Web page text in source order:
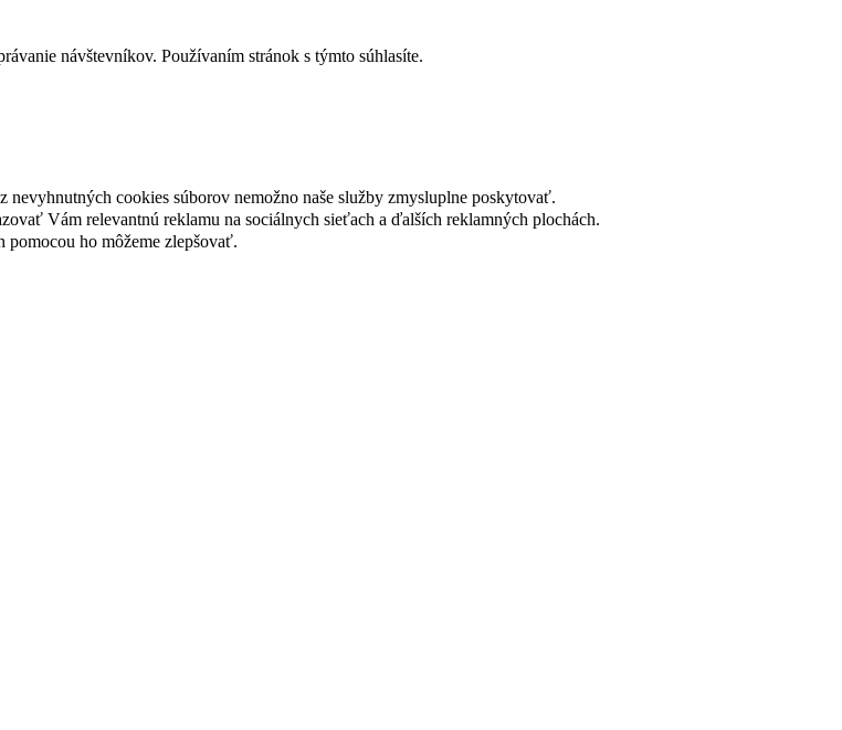
návštevníkov. Používaním stránok s týmto súhlasíte.
nevyhnutných cookies súborov nemožno naše služby zmysluplne poskytovať.
Vám relevantnú reklamu na sociálnych sieťach a ďalších reklamných plochách.
pomocou ho môžeme zlepšovať.